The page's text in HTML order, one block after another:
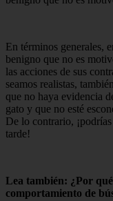
En términos generales,
benigno que no es
las acciones de sus
seamos realistas,
que no haya evidencia
gato y que no esté
De lo contrario,
tarde!
Lea también: ¿Por
comportamiento de